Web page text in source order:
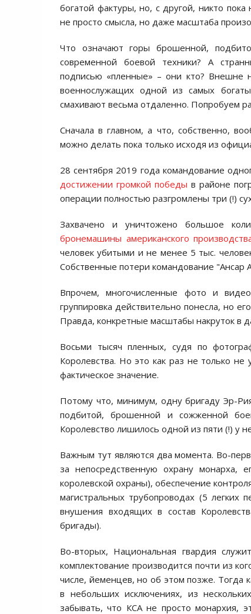
богатой фактуры, но, с другой, никто пока
не просто смысла, но даже масштаба
Что означают горы брошенной,
современной боевой техники? А
подписью «пленные» – они кто? Внешне
военнослужащих одной из самых
смахивают весьма отдаленно. Попробуем
Сначала в главном, а что, собственно,
можно делать пока только исходя из
28 сентября 2019 года командование
достижении громкой победы в районе
операции полностью разгромлены три (!)
Захвачено и уничтожено большое
бронемашины американского
человек убитыми и не менее 5 тыс.
Собственные потери командование "Ансар
Впрочем, многочисленные фото и
группировка действительно понесла, но
Правда, конкретные масштабы накруток в
Восьми тысяч пленных, судя по
Королевства. Но это как раз не только
фактическое значение.
Потому что, минимум, одну бригаду Эр-
подбитой, брошенной и сожженной
Королевство лишилось одной из пяти (!) у
Важным тут являются два момента. Во-
за непосредственную охрану
королевской охраны), обеспечение
магистральных трубопроводах (5 легких
внушения входящих в состав
бригады).
Во-вторых, Национальная гвардия
комплектование производится почти из
числе, йеменцев, но об этом позже. Тогда
в небольших исключениях, из
забывать, что КСА не просто монархия,